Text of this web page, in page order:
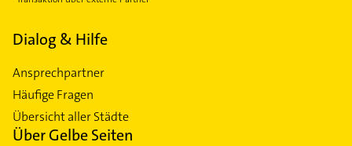
Dialog & Hilfe
Ansprechpartner
Häufige Fragen
Übersicht aller Städte
Über Gelbe Seiten